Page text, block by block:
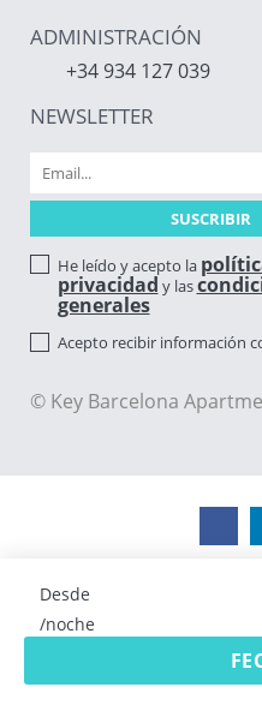
Desde
/noche
ADMINISTRACIÓN
+34 934 127 039
NEWSLETTER
He leído y acepto la
privacidad y las
generales
Acepto recibir información
© Key Barcelona
Software de